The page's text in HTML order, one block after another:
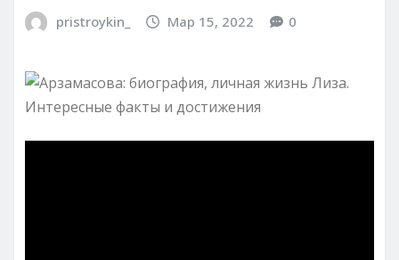
pristroykin_ Мар 15, 2022 0